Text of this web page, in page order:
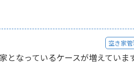
空き家
なっているケースが増えていま